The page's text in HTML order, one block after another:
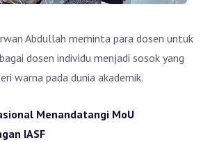
Abdullah meminta para dosen untuk
dosen individu menjadi sosok yang
warna pada dunia akademik.
Menandatangi MoU
IASF